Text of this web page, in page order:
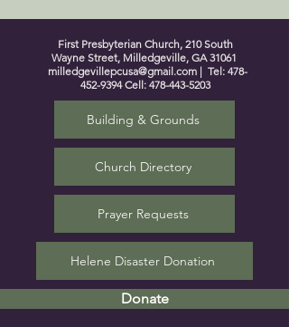
First Presbyterian Church, 210 South
Wayne Street, Milledgeville, GA 31061
milledgevillepcusa@gmail.com | Tel: 478-
452-9394Cell: 478-443-5203
Building & Grounds
Church Directory
Prayer Requests
Helene Disaster Donation
Donate